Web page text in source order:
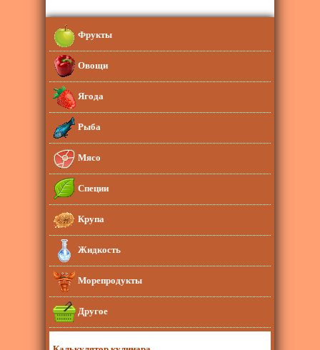
Фрукты
Овощи
Ягода
Рыба
Мясо
Специи
Крупа
Жидкость
Морепродукты
Другое